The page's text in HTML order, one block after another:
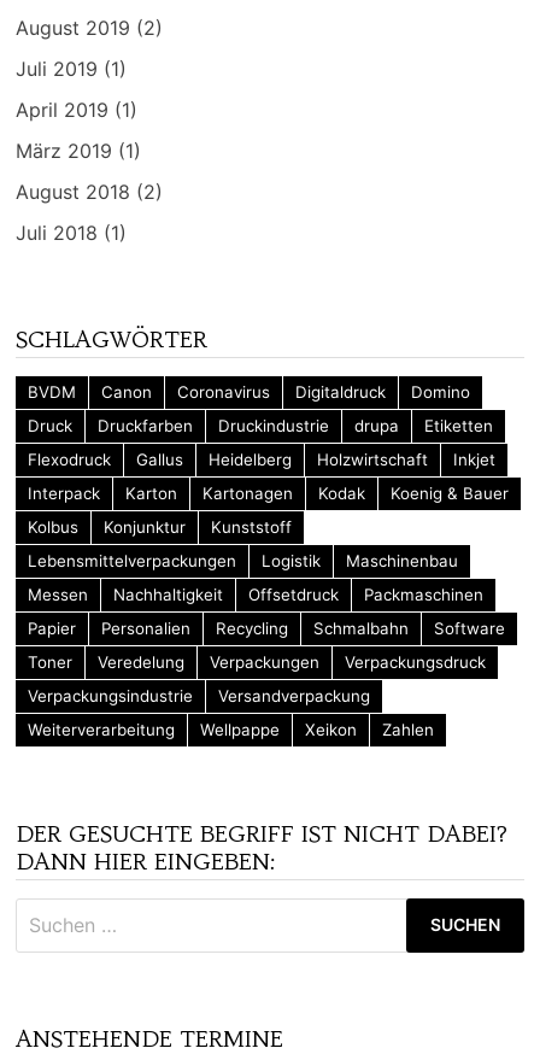
August 2019 (2)
Juli 2019 (1)
April 2019 (1)
März 2019 (1)
August 2018 (2)
Juli 2018 (1)
SCHLAGWÖRTER
BVDM Canon Coronavirus Digitaldruck
Domino
Druck
Druckfarben Druckindustrie drupa
Etiketten
Flexodruck
Gallus Heidelberg Holzwirtschaft
Inkjet
Interpack
Karton Kartonagen Kodak
Koenig & Bauer
Kolbus
Konjunktur
Kunststoff
Lebensmittelverpackungen
Logistik
Maschinenbau
Messen
Nachhaltigkeit Offsetdruck
Packmaschinen
Papier
Personalien Recycling Schmalbahn
Software
Toner
Veredelung Verpackungen
Verpackungsdruck
Verpackungsindustrie
Versandverpackung
Weiterverarbeitung
Wellpappe Xeikon Zahlen
DER GESUCHTE BEGRIFF IST NICHT DABEI?
DANN HIER EINGEBEN:
nach:
ANSTEHENDE TERMINE